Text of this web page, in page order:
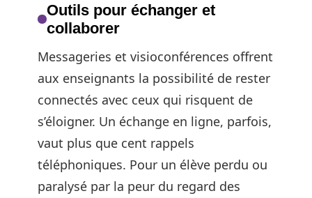
Outils pour échanger et
collaborer
Messageries et visioconférences offrent
aux enseignants la possibilité de rester
connectés avec ceux qui risquent de
s’éloigner. Un échange en ligne, parfois,
vaut plus que cent rappels
téléphoniques. Pour un élève perdu ou
paralysé par la peur du regard des